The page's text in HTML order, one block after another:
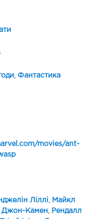
Фантастика
movies/ant-
Ліллі
Майкл
Джон-Камен
Рендалл